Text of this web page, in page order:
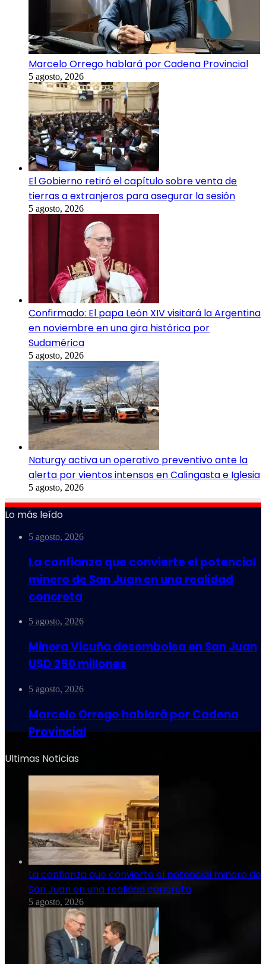
Marcelo Orrego hablará por Cadena Provincial
5 agosto, 2026
El Gobierno retiró el capítulo sobre venta de
tierras a extranjeros para asegurar la sesión
5 agosto, 2026
Confirmado: El papa León XIV visitará la Argentina
en noviembre en una gira histórica por
Sudamérica
5 agosto, 2026
Naturgy activa un operativo preventivo ante la
alerta por vientos intensos en Calingasta e Iglesia
5 agosto, 2026
Lo más leído
5 agosto, 2026
La confianza que convierte el potencial
minero de San Juan en una realidad
concreta
5 agosto, 2026
Minera Vicuña desembolsa en San Juan
U$D 250 millones
5 agosto, 2026
Marcelo Orrego hablará por Cadena
Provincial
Ultimas Noticias
La confianza que convierte el potencial minero de
San Juan en una realidad concreta
5 agosto, 2026